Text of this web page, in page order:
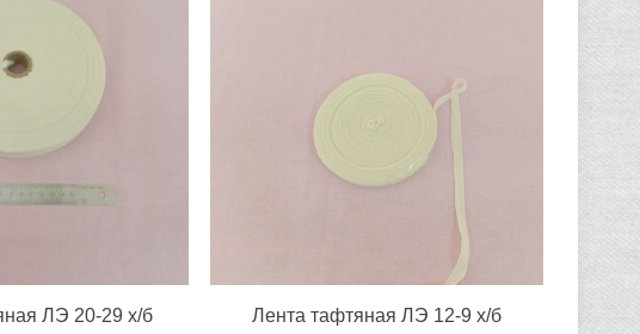
ЛЭ 20-29 х/б Лента тафтяная ЛЭ 12-9 х/б